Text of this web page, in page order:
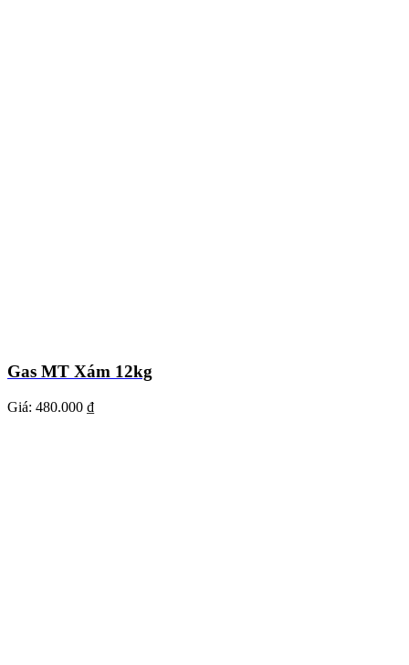
Gas MT Xám 12kg
Giá: 480.000 ₫